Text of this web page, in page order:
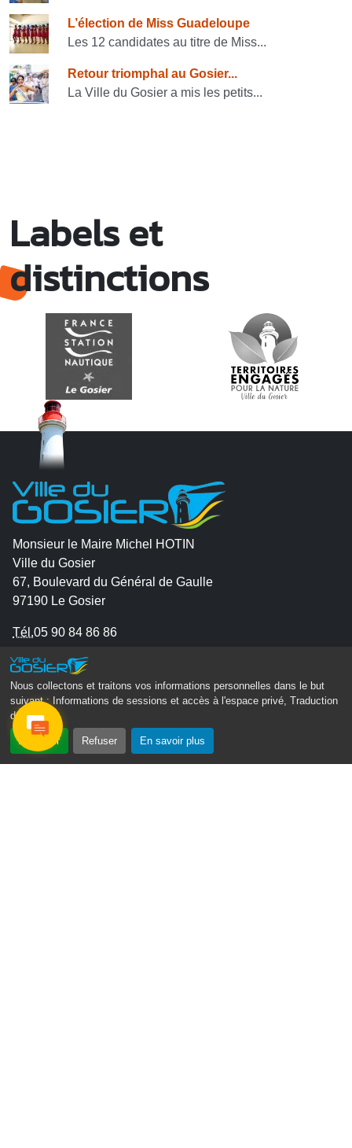
Nous collectons et traitons vos informations personnelles dans le but
suivant :
Informations de sessions et accès à l'espace privé, Traduction
des pages .
Accepter Refuser En savoir plus
L’élection de Miss Guadeloupe
Les 12 candidates au titre de Miss...
Retour triomphal au Gosier...
La Ville du Gosier a mis les petits...
Labels et
distinctions
Monsieur le Maire Michel HOTIN
Ville du Gosier
67, Boulevard du Général de Gaulle
97190 Le Gosier
Tél.05 90 84 86 86
Envoyer un email
Contacter la P.R.A.D.A
Contactez le délégué à la protection des données
personnelles - D.P.O
Suivez-nous